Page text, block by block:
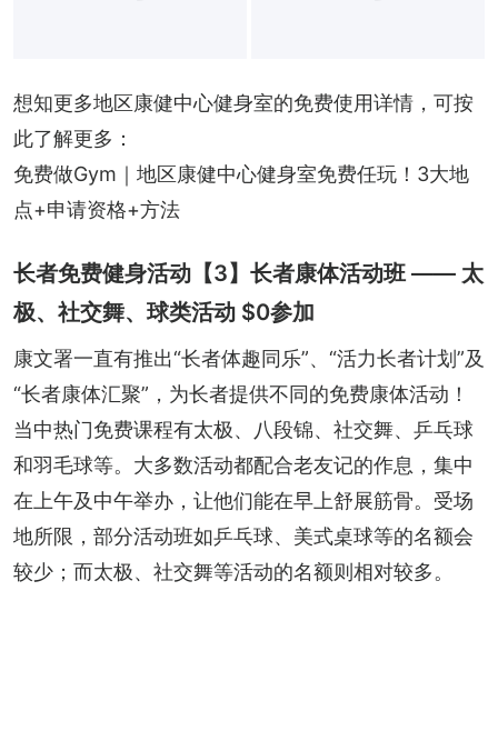
想知更多地区康健中心健身室的免费使用详情，可按
此了解更多：
免费做Gym｜地区康健中心健身室免费任玩！3大地
点+申请资格+方法
长者免费健身活动【3】长者康体活动班 —— 太
极、社交舞、球类活动 $0参加
康文署一直有推出“长者体趣同乐”、“活力长者计划”及
“长者康体汇聚”，为长者提供不同的免费康体活动！
当中热门免费课程有太极、八段锦、社交舞、乒乓球
和羽毛球等。大多数活动都配合老友记的作息，集中
在上午及中午举办，让他们能在早上舒展筋骨。受场
地所限，部分活动班如乒乓球、美式桌球等的名额会
较少；而太极、社交舞等活动的名额则相对较多。